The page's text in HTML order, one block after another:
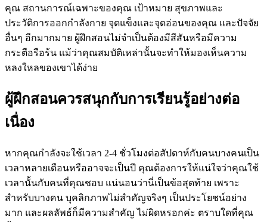
คุณ สถานการณ์เฉพาะของคุณ เป้าหมาย สุขภาพและ
ประวัติการออกกำลังกาย จุดแข็งและจุดอ่อนของคุณ และปัจจัย
อื่นๆ อีกมากมาย ผู้ฝึกสอนไม่จำเป็นต้องมีสีสันหรือมีความ
กระตือรือร้น แม้ว่าคุณสมบัติเหล่านั้นจะทำให้มองเห็นความ
หลงใหลของเขาได้ง่าย
ผู้ฝึกสอนควรสนุกกับการเรียนรู้อย่างต่อ
เนื่อง
หากคุณกำลังจะใช้เวลา 2-4 ชั่วโมงต่อสัปดาห์กับคนบางคนเป็น
เวลาหลายเดือนหรืออาจจะเป็นปี คุณต้องการให้แน่ใจว่าคุณใช้
เวลานั้นกับคนที่คุณชอบ แน่นอนว่านี่เป็นข้อสุดท้าย เพราะ
สำหรับบางคน บุคลิกภาพไม่สำคัญจริงๆ เป็นประโยชน์อย่าง
มาก และผลลัพธ์ก็มีความสำคัญ ไม่ผิดหรอกค่ะ ตราบใดที่คุณ